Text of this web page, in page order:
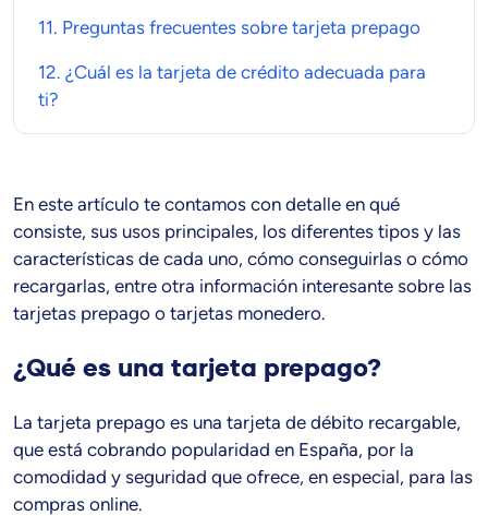
11. Preguntas frecuentes sobre tarjeta prepago
12. ¿Cuál es la tarjeta de crédito adecuada para
ti?
En este artículo te contamos con detalle en qué
consiste, sus usos principales, los diferentes tipos y las
características de cada uno, cómo conseguirlas o cómo
recargarlas, entre otra información interesante sobre las
tarjetas prepago o tarjetas monedero.
¿Qué es una tarjeta prepago?
La tarjeta prepago es una tarjeta de débito recargable,
que está cobrando popularidad en España, por la
comodidad y seguridad que ofrece, en especial, para las
compras online.